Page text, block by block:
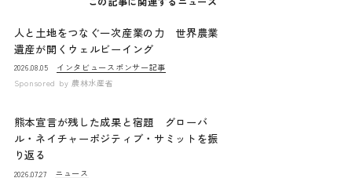
人と土地をつなぐ一次産業の力 世界農業
遺産が開くウェルビーイング
2026.08.05 インタビュー スポンサー記事
Sponsored by 農林水産省
熊本宣言が残した成果と宿題 グローバ
ル・ネイチャーポジティブ・サミットを振
り返る
2026.07.27 ニュース